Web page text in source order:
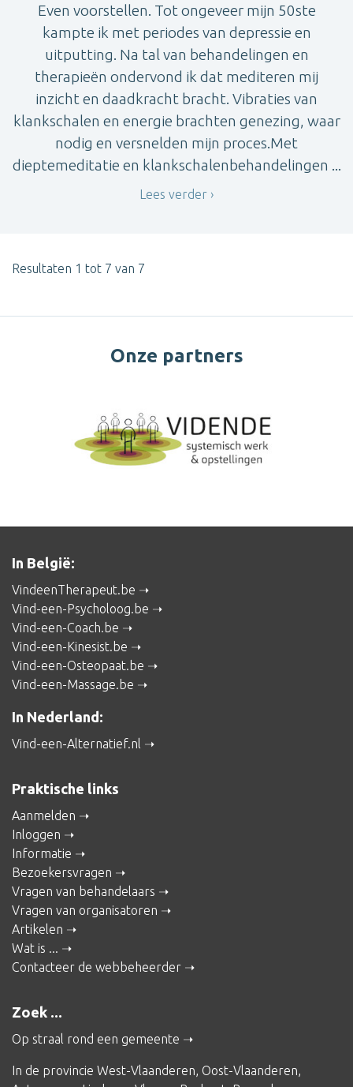
Even voorstellen. Tot ongeveer mijn 50ste
kampte ik met periodes van depressie en
uitputting. Na tal van behandelingen en
therapieën ondervond ik dat mediteren mij
inzicht en daadkracht bracht. Vibraties van
klankschalen en energie brachten genezing, waar
nodig en versnelden mijn proces.Met
dieptemeditatie en klankschalenbehandelingen ...
Lees verder
Resultaten 1 tot 7 van 7
Onze partners
In België:
VindeenTherapeut.be
Vind-een-Psycholoog.be
Vind-een-Coach.be
Vind-een-Kinesist.be
Vind-een-Osteopaat.be
Vind-een-Massage.be
In Nederland:
Vind-een-Alternatief.nl
Praktische links
Aanmelden
Inloggen
Informatie
Bezoekersvragen
Vragen van behandelaars
Vragen van organisatoren
Artikelen
Wat is ...
Contacteer de webbeheerder
Zoek ...
Op straal rond een gemeente
In de provincie West-Vlaanderen, Oost-Vlaanderen,